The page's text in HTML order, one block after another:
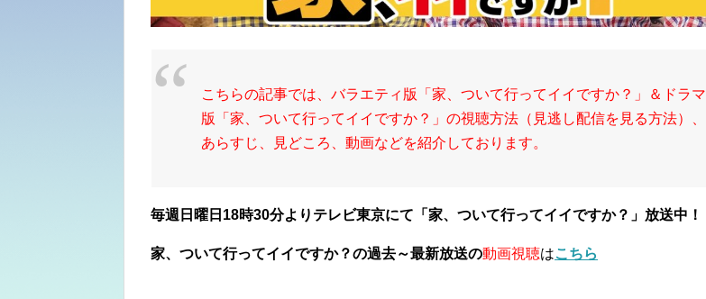
こちらの記事では、バラエティ版「家、 ついて行ってイイですか？」
＆ドラマ
版「家、ついて行ってイイですか？」の視聴方法（見逃し配信を見る方法）、
あらすじ、見どころ、動画などを紹介しております。
毎週日曜日18時30分よりテレビ東京にて「家、ついて行ってイイですか？」放送中 ！
家、ついて行ってイイですか？の過去～最新放送の動画視聴はこちら